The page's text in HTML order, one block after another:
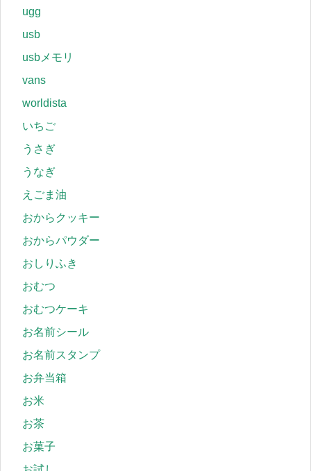
ugg
usb
usbメモリ
vans
worldista
いちご
うさぎ
うなぎ
えごま油
おからクッキー
おからパウダー
おしりふき
おむつ
おむつケーキ
お名前シール
お名前スタンプ
お弁当箱
お米
お茶
お菓子